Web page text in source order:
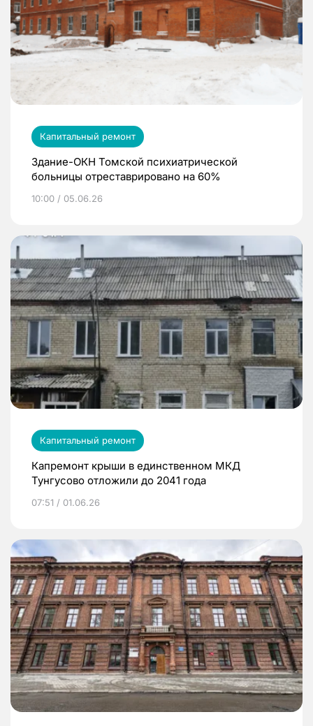
Капитальный ремонт
Здание-ОКН Томской психиатрической
больницы отреставрировано на 60%
10:00 / 05.06.26
Капитальный ремонт
Капремонт крыши в единственном МКД
Тунгусово отложили до 2041 года
07:51 / 01.06.26